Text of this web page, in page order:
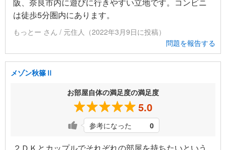
阪、奈良市内に遊びに行きやすい立地です。コンビニ
は徒歩5分圏内にあります。
もっとー さん / 元住人（2022年3月9日に投稿）
問題を報告する
メゾン秋篠Ⅱ
お部屋自体の満足度の満足度
5.0
参考になった 0